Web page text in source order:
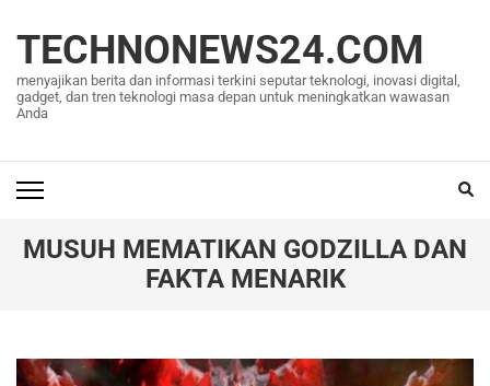
konten
(Tekan
Enter)
TECHNONEWS24.COM
menyajikan berita dan informasi terkini seputar teknologi, inovasi digital,
gadget, dan tren teknologi masa depan untuk meningkatkan wawasan
Anda
MUSUH MEMATIKAN GODZILLA DAN
FAKTA MENARIK